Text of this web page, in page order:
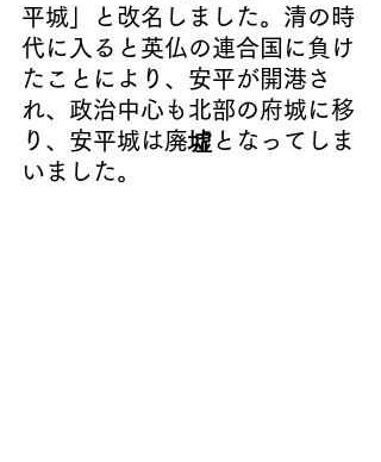
平城」と改名し ました。清の時
代に入ると英仏の連合国に負け
たことにより、安平が開港さ
れ、政治中心も北部の府城に移
り、安平城は廃墟となってしま
いました。